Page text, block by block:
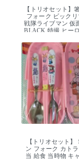
【トリオセット】
フォーク ビック
戦隊ライブマン 仮
BLACK 特撮 ヒー
【トリオセット】
ン フォーク カト
当 給食 当時物 キ